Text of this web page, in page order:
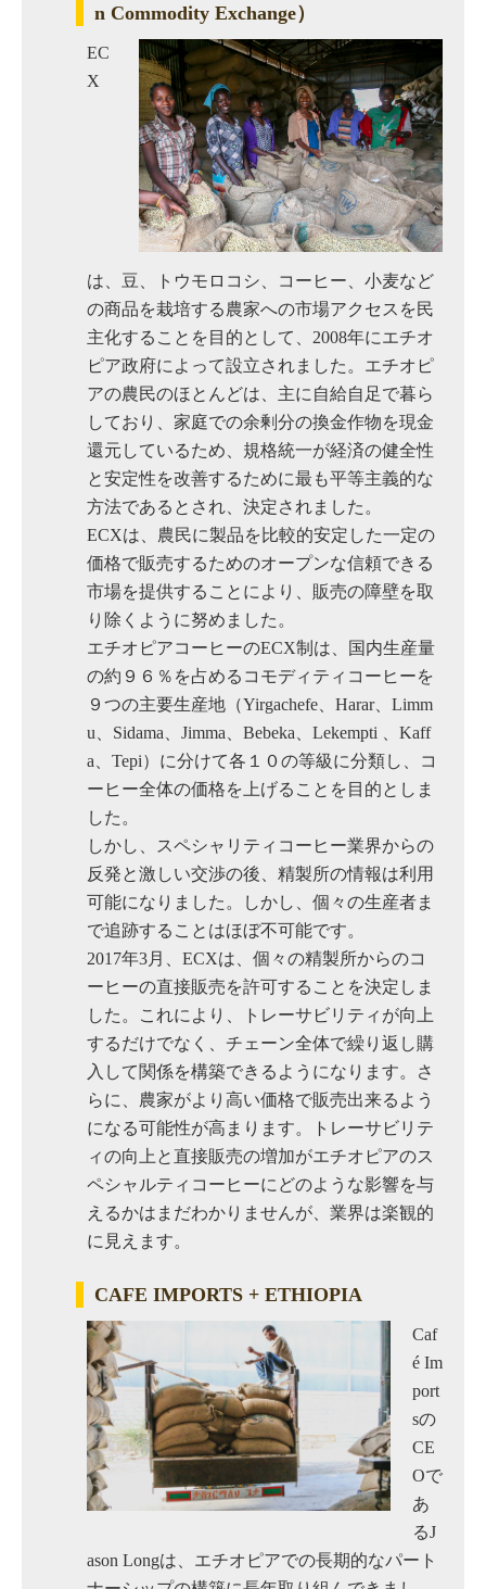
n Commodity Exchange）
EC
X
は、豆、トウモロコシ、コーヒー、小麦など
の商品を栽培する農家への市場アクセスを民
主化することを目的として、2008年にエチオ
ピア政府によって設立されました。エチオピ
アの農民のほとんどは、主に自給自足で暮ら
しており、家庭での余剰分の換金作物を現金
還元しているため、規格統一が経済の健全性
と安定性を改善するために最も平等主義的な
方法であるとされ、決定されました。
ECXは、農民に製品を比較的安定した一定の
価格で販売するためのオープンな信頼できる
市場を提供することにより、販売の障壁を取
り除くように努めました。
エチオピアコーヒーのECX制は、国内生産量
の約９６％を占めるコモディティコーヒーを
９つの主要生産地（Yirgachefe、Harar、Limm
u、Sidama、Jimma、Bebeka、Lekempti 、Kaff
a、Tepi）に分けて各１０の等級に分類し、コ
ーヒー全体の価格を上げることを目的としま
した。
しかし、スペシャリティコーヒー業界からの
反発と激しい交渉の後、精製所の情報は利用
可能になりました。しかし、個々の生産者ま
で追跡することはほぼ不可能です。
2017年3月、ECXは、個々の精製所からのコ
ーヒーの直接販売を許可することを決定しま
した。これにより、トレーサビリティが向上
するだけでなく、チェーン全体で繰り返し購
入して関係を構築できるようになります。さ
らに、農家がより高い価格で販売出来るよう
になる可能性が高まります。トレーサビリテ
ィの向上と直接販売の増加がエチオピアのス
ペシャルティコーヒーにどのような影響を与
えるかはまだわかりませんが、業界は楽観的
に見えます。
CAFE IMPORTS + ETHIOPIA
Caf
é Im
port
sの
CE
Oで
あ
るJ
ason Longは、エチオピアでの長期的なパート